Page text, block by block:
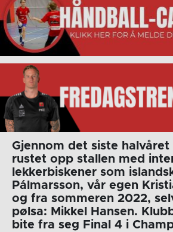
Gjennom det siste halvåret
rustet opp stallen med
lekkerbiskener som
Pálmarsson, vår egen
og fra sommeren 2022,
pølsa: Mikkel Hansen.
bite fra seg Final 4 i